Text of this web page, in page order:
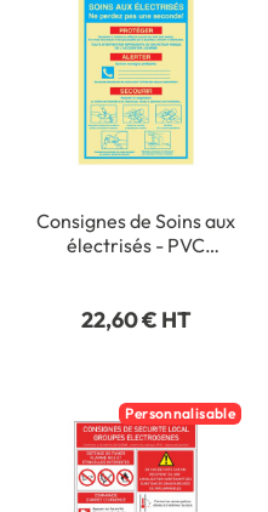
Consignes de Soins aux
électrisés - PVC
22,60 € HT
Personnalisable